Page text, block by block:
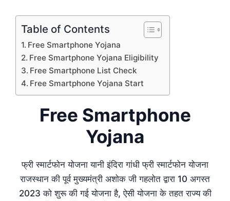
Table of Contents
Free Smartphone Yojana
Free Smartphone Yojana Eligibility
Free Smartphone List Check
Free Smartphone Yojana Start
Free Smartphone
Yojana
फ्री स्मार्टफोन योजना यानी इंदिरा गांधी फ्री स्मार्टफोन योजना
राजस्थान की पूर्व मुख्यमंत्री अशोक जी गहलोत द्वारा 10 अगस्त
2023 को शुरू की गई योजना है, ऐसी योजना के तहत राज्य की